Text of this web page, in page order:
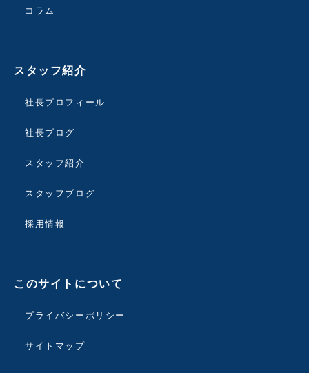
コラム
スタッフ紹介
社長プロフィール
社長ブログ
スタッフ紹介
スタッフブログ
採用情報
このサイトについて
プライバシーポリシー
サイトマップ